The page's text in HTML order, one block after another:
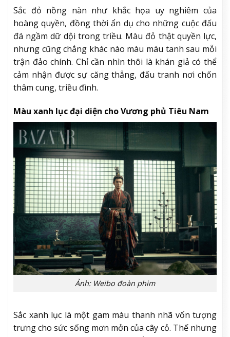
Sắc đỏ nồng nàn như khắc họa uy nghiêm của
hoàng quyền, đồng thời ẩn dụ cho những cuộc đấu
đá ngầm dữ dội trong triều. Màu đỏ thật quyền lực,
nhưng cũng chẳng khác nào màu máu tanh sau mỗi
trận đảo chính. Chỉ cần nhìn thôi là khán giả có thể
cảm nhận được sự căng thẳng, đấu tranh nơi chốn
thâm cung, triều đình.
Màu xanh lục đại diện cho Vương phủ Tiêu Nam
Ảnh: Weibo đoàn phim
Sắc xanh lục là một gam màu thanh nhã vốn tượng
trưng cho sức sống mơn mởn của cây cỏ. Thế nhưng